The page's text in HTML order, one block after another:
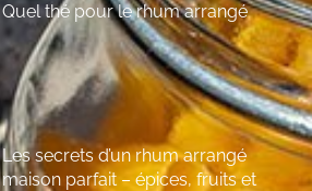
Quel thé pour le rhum arrangé
Les secrets d’un rhum arrangé
maison parfait – épices, fruits et